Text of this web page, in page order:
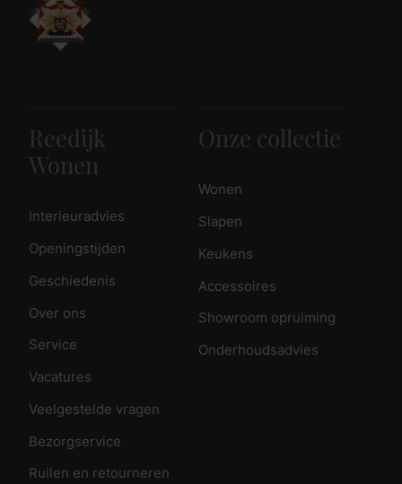
Reedijk
Wonen
Interieuradvies
Openingstijden
Geschiedenis
Over ons
Service
Vacatures
Veelgestelde vragen
Bezorgservice
Ruilen en retourneren
Onze collectie
Wonen
Slapen
Keukens
Accessoires
Showroom opruiming
Onderhoudsadvies